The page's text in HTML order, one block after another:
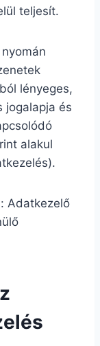
teljesít.
lényeges,
jogalapja és
alakul
Adatkezelő